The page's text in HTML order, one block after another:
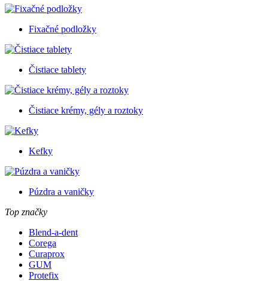
Fixačné podložky
Čistiace tablety
Čistiace krémy, gély a roztoky
Kefky
Púzdra a vaničky
Top značky
Blend-a-dent
Corega
Curaprox
GUM
Protefix